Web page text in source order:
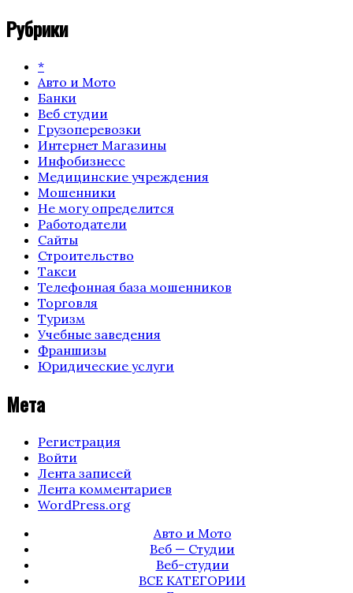
Рубрики
*
Авто и Мото
Банки
Веб студии
Грузоперевозки
Интернет Магазины
Инфобизнесс
Медицинские учреждения
Мошенники
Не могу определится
Работодатели
Сайты
Строительство
Такси
Телефонная база мошенников
Торговля
Туризм
Учебные заведения
Франшизы
Юридические услуги
Мета
Регистрация
Войти
Лента записей
Лента комментариев
WordPress.org
Авто и Мото
Веб — Студии
Веб-студии
ВСЕ КАТЕГОРИИ